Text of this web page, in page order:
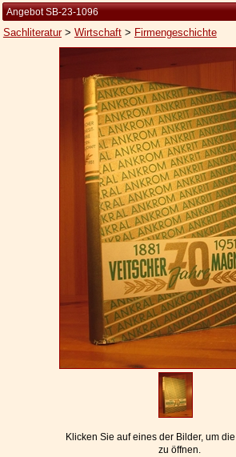
Kleine Kulturgeschichte
Die Brockhaus Auflagen
Die Meyer Auflagen
Zu den Angeboten
Geschäftsbedingungen
Datenschutzerklärung
Ihr Warenkorb
Angebot SB-23-1096
Sachliteratur> Wirtschaft> Firmengeschichte
Klicken Sie auf eines der Bilder, um
zu öffnen.